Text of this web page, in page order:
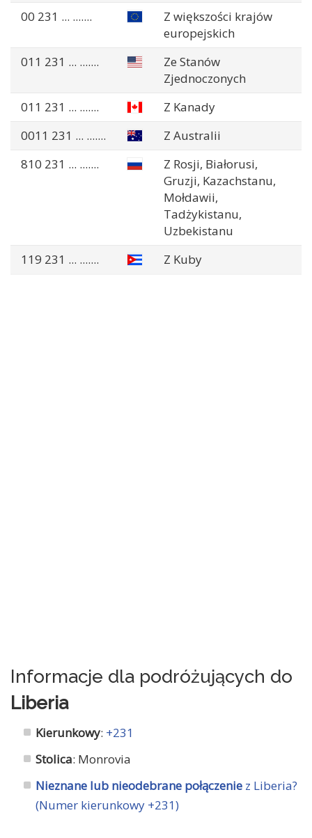
00 231 ... .......
Z większości krajów
europejskich
011 231 ... .......
Ze Stanów
Zjednoczonych
011 231 ... .......
Z Kanady
0011 231 ... .......
Z Australii
810 231 ... .......
Z Rosji, Białorusi,
Gruzji, Kazachstanu,
Mołdawii,
Tadżykistanu,
Uzbekistanu
119 231 ... ....... Z Kuby
Informacje dla podróżujących do
Liberia
Kierunkowy: +231
Stolica: Monrovia
Nieznane lub nieodebrane połączenie z Liberia?
(Numer kierunkowy +231)